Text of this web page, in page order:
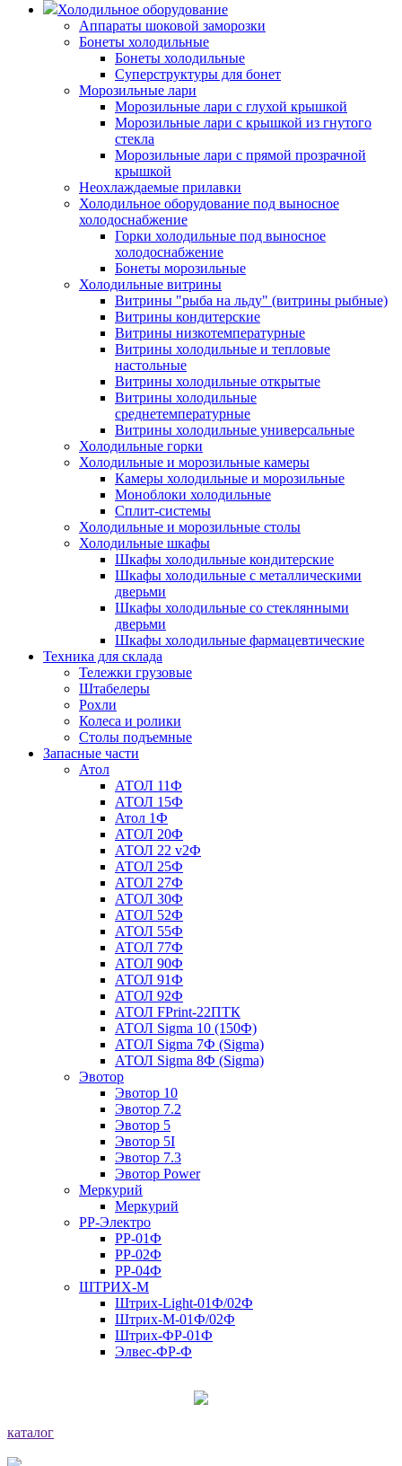
Холодильное оборудование
Аппараты шоковой заморозки
Бонеты холодильные
Бонеты холодильные
Суперструктуры для бонет
Морозильные лари
Морозильные лари с глухой крышкой
Морозильные лари с крышкой из гнутого
стекла
Морозильные лари с прямой прозрачной
крышкой
Неохлаждаемые прилавки
Холодильное оборудование под выносное
холодоснабжение
Горки холодильные под выносное
холодоснабжение
Бонеты морозильные
Холодильные витрины
Витрины "рыба на льду" (витрины рыбные)
Витрины кондитерские
Витрины низкотемпературные
Витрины холодильные и тепловые
настольные
Витрины холодильные открытые
Витрины холодильные
среднетемпературные
Витрины холодильные универсальные
Холодильные горки
Холодильные и морозильные камеры
Камеры холодильные и морозильные
Моноблоки холодильные
Сплит-системы
Холодильные и морозильные столы
Холодильные шкафы
Шкафы холодильные кондитерские
Шкафы холодильные с металлическими
дверьми
Шкафы холодильные со стеклянными
дверьми
Шкафы холодильные фармацевтические
Техника для склада
Тележки грузовые
Штабелеры
Рохли
Колеса и ролики
Столы подъемные
Запасные части
Атол
АТОЛ 11Ф
АТОЛ 15Ф
Атол 1Ф
АТОЛ 20Ф
АТОЛ 22 v2Ф
АТОЛ 25Ф
АТОЛ 27Ф
АТОЛ 30Ф
АТОЛ 52Ф
АТОЛ 55Ф
АТОЛ 77Ф
АТОЛ 90Ф
АТОЛ 91Ф
АТОЛ 92Ф
АТОЛ FPrint-22ПТК
АТОЛ Sigma 10 (150Ф)
АТОЛ Sigma 7Ф (Sigma)
АТОЛ Sigma 8Ф (Sigma)
Эвотор
Эвотор 10
Эвотор 7.2
Эвотор 5
Эвотор 5I
Эвотор 7.3
Эвотор Power
Меркурий
Меркурий
РР-Электро
РР-01Ф
РР-02Ф
РР-04Ф
ШТРИХ-М
Штрих-Light-01Ф/02Ф
Штрих-М-01Ф/02Ф
Штрих-ФР-01Ф
Элвес-ФР-Ф
каталог